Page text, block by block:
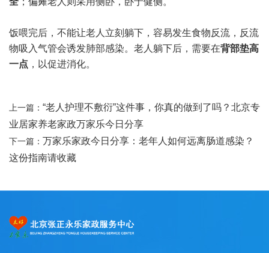
饭喂完后，不能让老人立刻躺下，容易发生食物反流，反流
物吸入气管会诱发肺部感染。老人躺下后，需要在背部垫高
一点 ，以促进消化。
上一篇： “老人护理不敷衍”这件事，你真的做到了吗？北京专
业居家养老家政万家乐今日分享
下一篇： 万家乐家政今日分享：老年人如何远离肠道感染？
这份指南请收藏